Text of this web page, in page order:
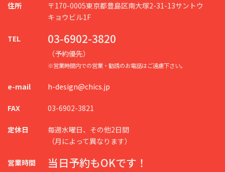
住所
〒170-0005東京都豊島区南大塚2-31-13サントウ
キョウビル1F
TEL 03-6902-3820
（予約優先）
※営業時間内での営業・勧誘のお電話はご遠慮下さい。
e-mail h-design@chics.jp
FAX 03-6902-3821
定休日
毎週水曜日、その他2日間
（月によって異なります）
営業時間 当日予約もOKです！